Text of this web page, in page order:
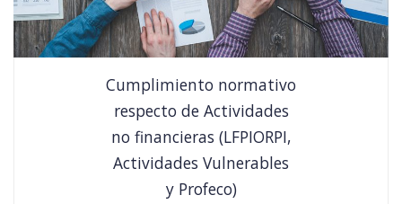
Cumplimiento normativo
respecto de Actividades
no financieras (LFPIORPI,
Actividades Vulnerables
y Profeco)